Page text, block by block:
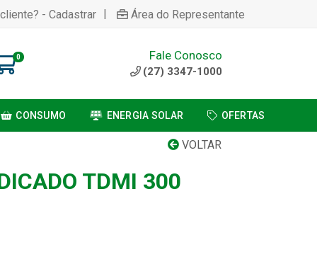
- Cadastrar | Área do Representante
0 Fale Conosco
(27) 3347-1000
CONSUMO ENERGIA SOLAR OFERTAS
VOLTAR
TDMI 300